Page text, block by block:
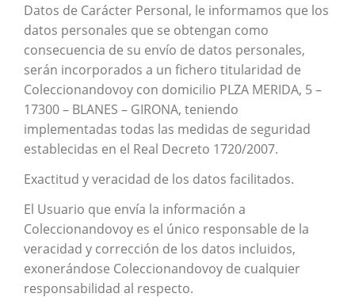
Datos de Carácter Personal, le informamos que los
datos personales que se obtengan como
consecuencia de su envío de datos personales,
serán incorporados a un fichero titularidad de
Coleccionandovoy con domicilio PLZA MERIDA, 5 –
17300 – BLANES – GIRONA, teniendo
implementadas todas las medidas de seguridad
establecidas en el Real Decreto 1720/2007.
Exactitud y veracidad de los datos facilitados.
El Usuario que envía la información a
Coleccionandovoy es el único responsable de la
veracidad y corrección de los datos incluidos,
exonerándose Coleccionandovoy de cualquier
responsabilidad al respecto.